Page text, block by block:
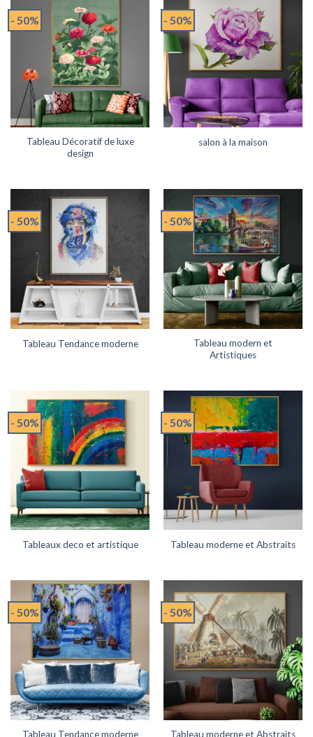
- 50%
Tableau Décoratif de luxe
design
- 50%
salon à la maison
- 50%
Tableau Tendance moderne
- 50%
Tableau modern et
Artistiques
- 50%
Tableaux deco et artistique
- 50%
Tableau moderne et Abstraits
- 50%
Tableau Tendance moderne
- 50%
Tableau moderne et Abstraits